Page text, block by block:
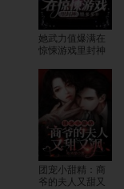
她武力值爆满在
惊悚游戏里封神
团宠小甜精：商
爷的夫人又甜又